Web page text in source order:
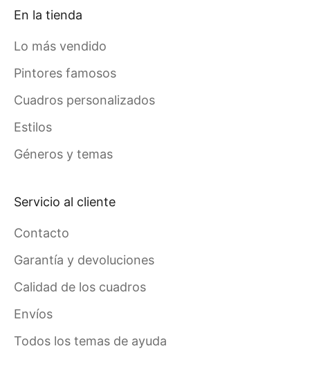
En la tienda
Lo más vendido
Pintores famosos
Cuadros personalizados
Estilos
Géneros y temas
Servicio al cliente
Contacto
Garantía y devoluciones
Calidad de los cuadros
Envíos
Todos los temas de ayuda